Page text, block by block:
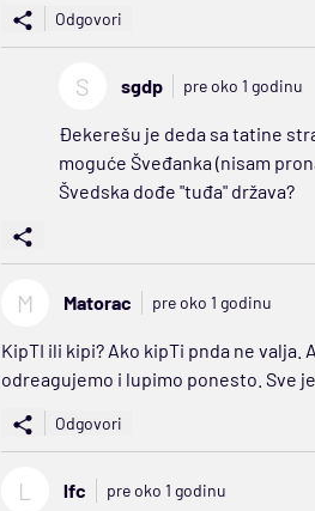
Odgovori
S sgdp pre oko 1 godinu
Đekerešu je deda sa tatine
moguće Šveđanka (nisam
Švedska dođe "tuđa" država?
M Matorac pre oko 1 godinu
KipTI ili kipi? Ako kipTi pnda ne
odreagujemo i lupimo ponesto. Sve
Odgovori
L lfc pre oko 1 godinu